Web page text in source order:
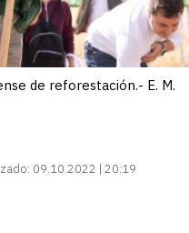
de reforestación.- E. M.
09.10.2022 | 20:19